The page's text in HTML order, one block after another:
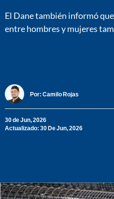
El Dane también informó
entre hombres y mujeres
Por: Camilo Rojas
30 de Jun, 2026
Actualizado: 30 De Jun, 2026